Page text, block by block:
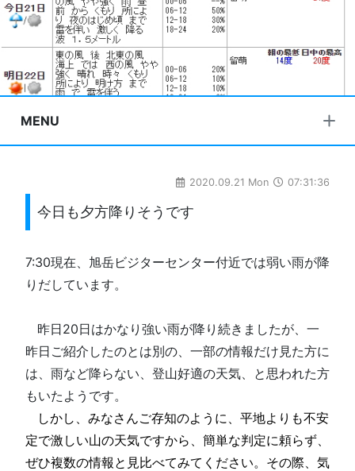
MENU
2020.09.21 Mon 07:31:36
今日も夕方降りそうです
7:30現在、旭岳ビジターセンター付近では弱い雨が降
りだしています。
昨日20日はかなり強い雨が降り続きましたが、一
昨日ご紹介したのとは別の、一部の情報だけ見た方に
は、雨など降らない、登山好適の天気、と思われた方
もいたようです。
しかし、みなさんご存知のように、平地よりも不安
定で激しい山の天気ですから、簡単な判定に頼らず、
ぜひ複数の情報と見比べてみてください。その際、気